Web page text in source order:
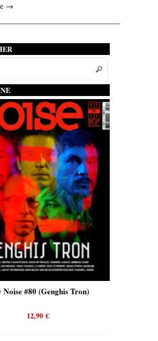
→
Noise #80 (Genghis Tron)
12,90€